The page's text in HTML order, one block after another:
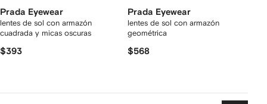
Prada Eyewear
lentes de sol con armazón
cuadrada y micas oscuras
$393
Prada Eyewear
lentes de sol con armazón
geométrica
$568